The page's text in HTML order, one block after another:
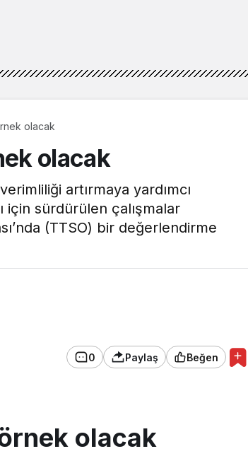
olacak
olacak
artırmaya yardımcı
için sürdürülen çalışmalar
(TTSO) bir değerlendirme
0 Paylaş Beğen
olacak